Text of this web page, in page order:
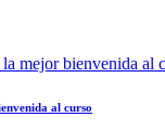
al curso